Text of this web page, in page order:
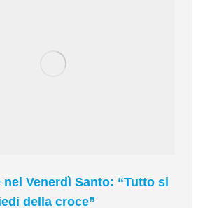
nel Venerdì Santo: “Tutto si
della croce”